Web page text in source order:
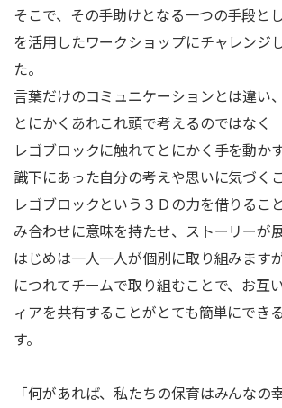
そこで、その手助けとなる一つの手段と
を活用したワークショップにチャレンジ
た。
言葉だけのコミュニケーションとは違い
とにかくあれこれ頭で考えるのではなく
レゴブロックに触れてとにかく手を動か
識下にあった自分の考えや思いに気づく
レゴブロックという３Ｄの力を借りるこ
み合わせに意味を持たせ、ストーリーが
はじめは一人一人が個別に取り組みます
につれてチームで取り組むことで、お互
ィアを共有することがとても簡単にでき
す。
「何があれば、私たちの保育はみんなの